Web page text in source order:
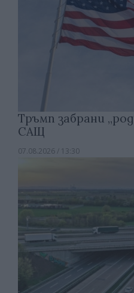
Тръмп забрани
САЩ
07.08.2026 / 13:30